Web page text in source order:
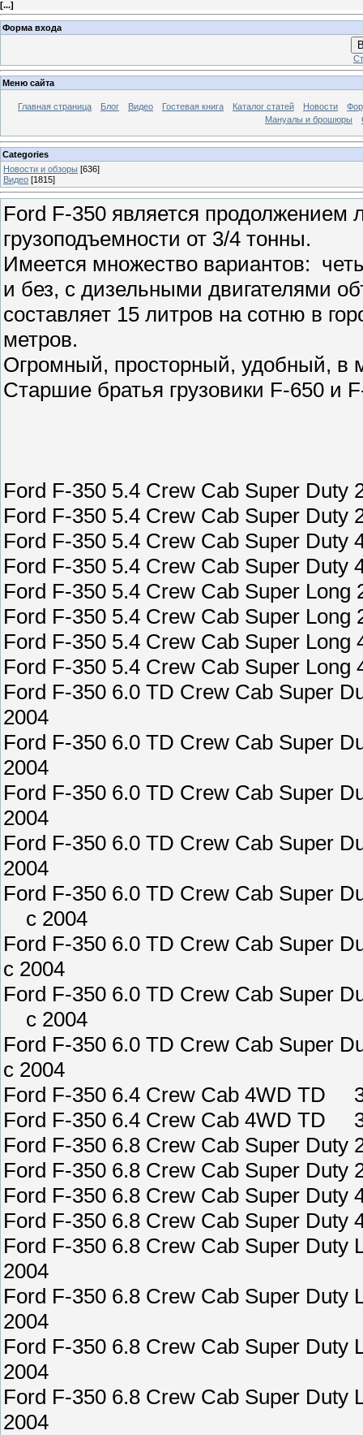
[...]
Форма входа
Меню сайта
Главная страница Блог Видео Гостевая книга Каталог статей Новости
Мануалы и брошюры
Categories
Новости и обзоры [636]
Видео [1815]
Ford F-350 является продолжением
грузоподъемности от 3/4 тонны.
Имеется множество вариантов:
и без, с дизельными двигателями
составляет 15 литров на сотню в
метров.
Огромный, просторный, удобный, в
Старшие братья грузовики F-650 и
Ford F-350 5.4 Crew Cab Super
Ford F-350 5.4 Crew Cab Super
Ford F-350 5.4 Crew Cab Super
Ford F-350 5.4 Crew Cab Super
Ford F-350 5.4 Crew Cab Super
Ford F-350 5.4 Crew Cab Super
Ford F-350 5.4 Crew Cab Super
Ford F-350 5.4 Crew Cab Super
Ford F-350 6.0 TD Crew Cab
2004
Ford F-350 6.0 TD Crew Cab
2004
Ford F-350 6.0 TD Crew Cab
2004
Ford F-350 6.0 TD Crew Cab
2004
Ford F-350 6.0 TD Crew Cab
c 2004
Ford F-350 6.0 TD Crew Cab
c 2004
Ford F-350 6.0 TD Crew Cab
c 2004
Ford F-350 6.0 TD Crew Cab
c 2004
Ford F-350 6.4 Crew Cab 4WD
Ford F-350 6.4 Crew Cab 4WD
Ford F-350 6.8 Crew Cab Super
Ford F-350 6.8 Crew Cab Super
Ford F-350 6.8 Crew Cab Super
Ford F-350 6.8 Crew Cab Super
Ford F-350 6.8 Crew Cab Super
2004
Ford F-350 6.8 Crew Cab Super
2004
Ford F-350 6.8 Crew Cab Super
2004
Ford F-350 6.8 Crew Cab Super
2004